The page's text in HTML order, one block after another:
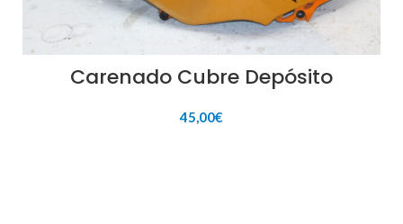
Carenado Cubre Depósito
45,00€